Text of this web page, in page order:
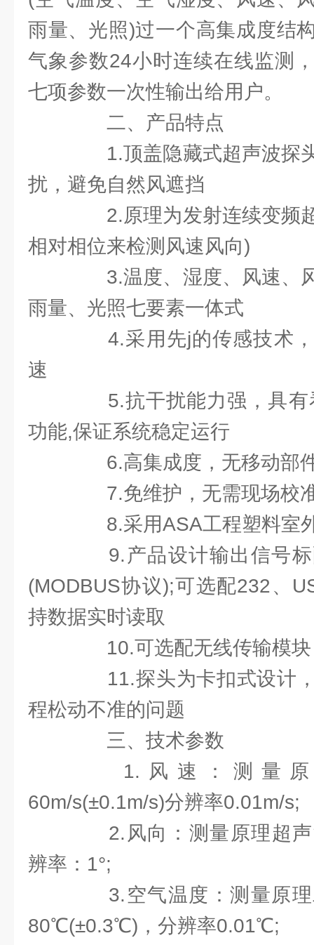
雨量、光照)过一个高集成度结
气象参数24小时连续在线监测
七项参数一次性输出给用户。
二、产品特点
1.顶盖隐藏式超声波探
扰，避免自然风遮挡
2.原理为发射连续变频
相对相位来检测风速风向)
3.温度、湿度、风速、
雨量、光照七要素一体式
4.采用先j的传感技术，
速
5.抗干扰能力强，具有
功能,保证系统稳定运行
6.高集成度，无移动部
7.免维护，无需现场校
8.采用ASA工程塑料室
9.产品设计输出信号标
(MODBUS协议);可选配232、
持数据实时读取
10.可选配无线传输模块
11.探头为卡扣式设计，
程松动不准的问题
三、技术参数
1.风速：测量原
60m/s(±0.1m/s)分辨率0.01m/s;
2.风向：测量原理超声
辨率：1°;
3.空气温度：测量原理
80℃(±0.3℃)，分辨率0.01℃;